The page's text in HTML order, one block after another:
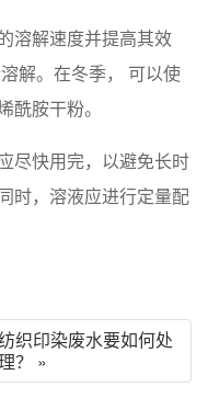
溶解速度并提高其效
解。在冬季， 可以使
酰胺干粉。
尽快用完，以避免长时
时，溶液应进行定量配
织印染废水要如何处
？ »